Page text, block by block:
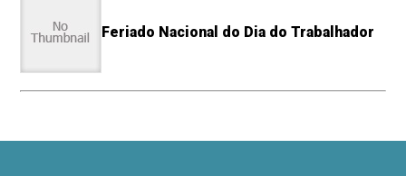
Feriado Nacional do Dia do Trabalhador